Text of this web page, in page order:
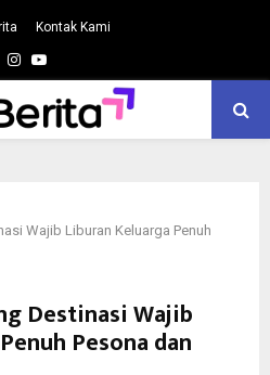
Kontak Kami
Instagram
Youtube
Wajib Liburan Keluarga Penuh
Destinasi Wajib
Pesona dan